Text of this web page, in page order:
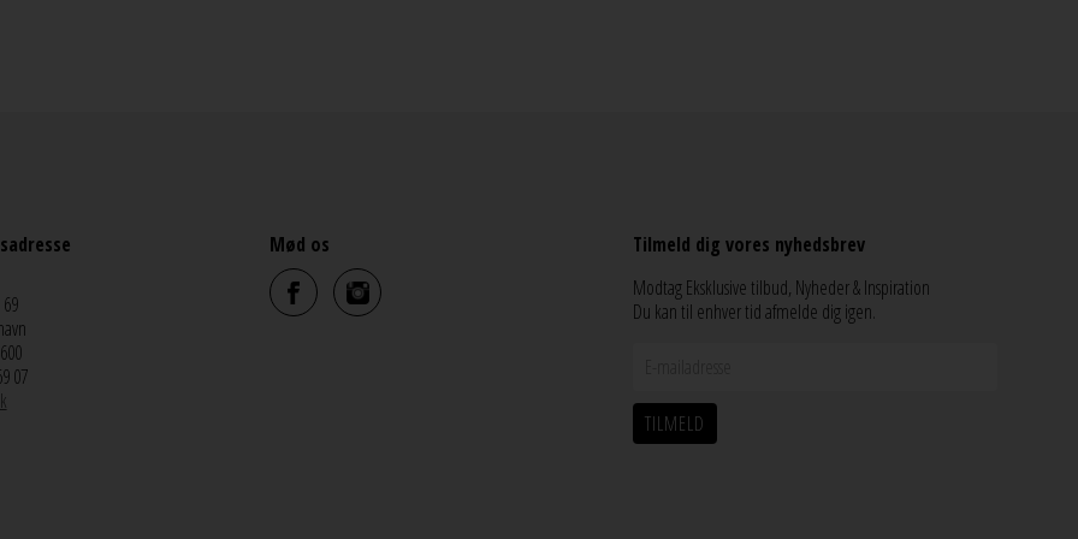
07
Mød os
Tilmeld dig vores nyhedsbrev
Modtag Eksklusive tilbud, Nyheder & Inspiration
Du kan til enhver tid afmelde dig igen.